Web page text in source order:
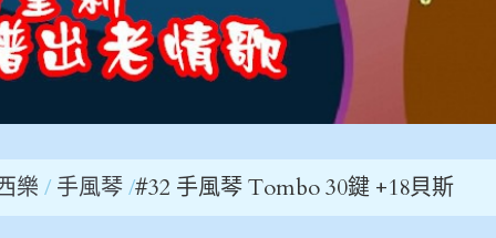
樂 手風琴 #32 手風琴 Tombo 30鍵 +18貝斯